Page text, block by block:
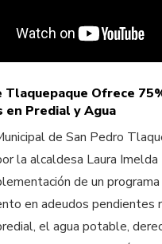
Tlaquepaque Ofrece
en Predial y Agua
de San Pedro
la alcaldesa Laura Imelda
de un
en adeudos pendientes
el agua potable,